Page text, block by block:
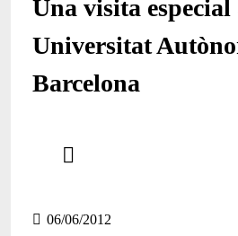
Una visita especial
Universitat
Barcelona
06/06/2012